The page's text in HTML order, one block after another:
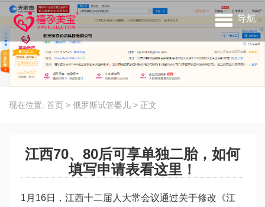
导航
现在位置: 首页 > 俄罗斯试管婴儿 > 正文
江西70、80后可享单独二胎，如何
填写申请表看这里！
1月16日，江西十二届人大常会议通过关于修改《江